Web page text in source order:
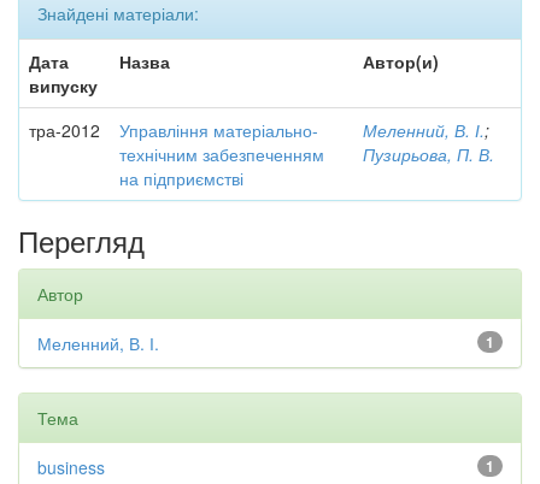
Знайдені матеріали:
Дата
випуску
Назва Автор(и)
тра-2012
Управління матеріально-
технічним забезпеченням
на підприємстві
Меленний, В. І.;
Пузирьова, П. В.
Перегляд
Автор
1
Меленний, В. І.
Тема
1
business